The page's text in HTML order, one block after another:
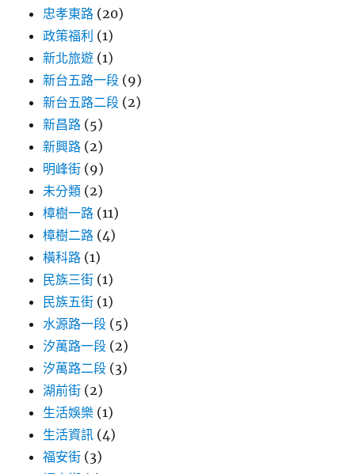
忠孝東路 (20)
政策福利 (1)
新北旅遊 (1)
新台五路一段 (9)
新台五路二段 (2)
新昌路 (5)
新興路 (2)
明峰街 (9)
未分類 (2)
樟樹一路 (11)
樟樹二路 (4)
橫科路 (1)
民族三街 (1)
民族五街 (1)
水源路一段 (5)
汐萬路一段 (2)
汐萬路二段 (3)
湖前街 (2)
生活娛樂 (1)
生活資訊 (4)
福安街 (3)